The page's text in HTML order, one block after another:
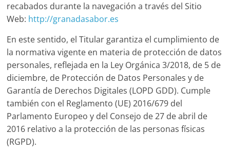
recabados durante la navegación a través del Sitio
Web: http://granadasabor.es
En este sentido, el Titular garantiza el cumplimiento de
la normativa vigente en materia de protección de datos
personales, reflejada en la Ley Orgánica 3/2018, de 5 de
diciembre, de Protección de Datos Personales y de
Garantía de Derechos Digitales (LOPD GDD). Cumple
también con el Reglamento (UE) 2016/679 del
Parlamento Europeo y del Consejo de 27 de abril de
2016 relativo a la protección de las personas físicas
(RGPD).